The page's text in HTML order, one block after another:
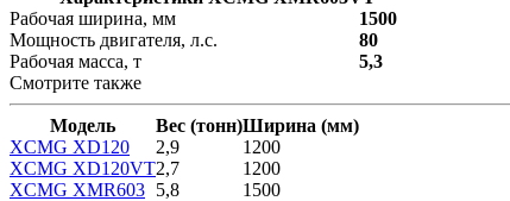
Рабочая ширина, мм
1500
Мощность двигателя, л.с.
80
Рабочая масса, т
5,3
Смотрите также
Модель Вес (тонн)Ширина (мм)
XCMG XD120
2,9
1200
XCMG XD120VT2,7
1200
XCMG XMR603 5,8
1500